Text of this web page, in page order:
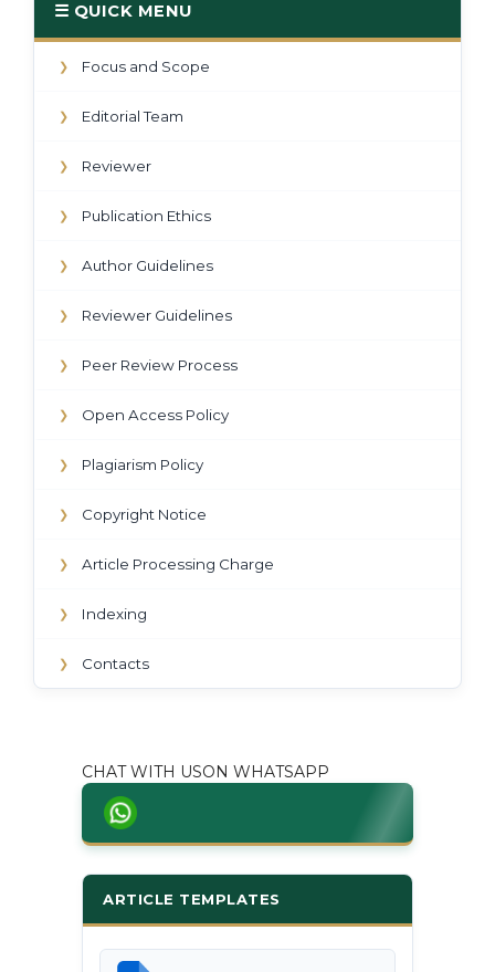
☰ QUICK MENU
❯ Focus and Scope
❯ Editorial Team
❯ Reviewer
❯ Publication Ethics
❯ Author Guidelines
❯ Reviewer Guidelines
❯ Peer Review Process
❯ Open Access Policy
❯ Plagiarism Policy
❯ Copyright Notice
❯ Article Processing Charge
❯ Indexing
❯ Contacts
CHAT WITH USON WHATSAPP
ARTICLE TEMPLATES